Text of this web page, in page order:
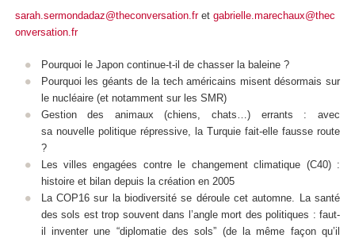
sarah.sermondadaz@theconversation.fret gabrielle.marechaux@thec
onversation.fr
Pourquoi le Japon continue-t-il de chasser la baleine ?
Pourquoi les géants de la tech américains misent désormais sur
le nucléaire (et notamment sur les SMR)
Gestion des animaux (chiens, chats…) errants : avec
sa nouvelle politique répressive, la Turquie fait-elle fausse route
?
Les villes engagées contre le changement climatique (C40) :
histoire et bilan depuis la création en 2005
La COP16 sur la biodiversité se déroule cet automne. La santé
des sols est trop souvent dans l’angle mort des politiques : faut-
il inventer une “diplomatie des sols” (de la même façon qu’il